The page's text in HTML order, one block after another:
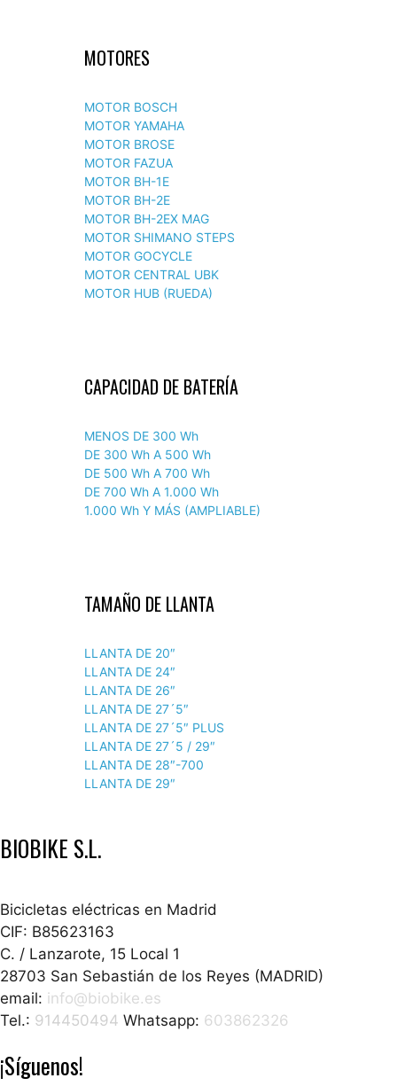
MOTORES
MOTOR BOSCH
MOTOR YAMAHA
MOTOR BROSE
MOTOR FAZUA
MOTOR BH-1E
MOTOR BH-2E
MOTOR BH-2EX MAG
MOTOR SHIMANO STEPS
MOTOR GOCYCLE
MOTOR CENTRAL UBK
MOTOR HUB (RUEDA)
CAPACIDAD DE BATERÍA
MENOS DE 300 Wh
DE 300 Wh A 500 Wh
DE 500 Wh A 700 Wh
DE 700 Wh A 1.000 Wh
1.000 Wh Y MÁS (AMPLIABLE)
TAMAÑO DE LLANTA
LLANTA DE 20″
LLANTA DE 24″
LLANTA DE 26″
LLANTA DE 27´5″
LLANTA DE 27´5″ PLUS
LLANTA DE 27´5 / 29″
LLANTA DE 28″-700
LLANTA DE 29″
BIOBIKE S.L.
Bicicletas eléctricas en Madrid
CIF: B85623163
C. / Lanzarote, 15 Local 1
28703 San Sebastián de los Reyes (MADRID)
email: info@biobike.es
Tel.: 914450494 Whatsapp: 603862326
¡Síguenos!